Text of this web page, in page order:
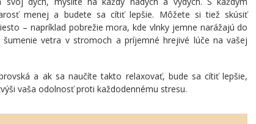
menej a budete sa cítiť lepšie. Môžete si tiež skúsiť
– napríklad pobrežie mora, kde vlnky jemne narážajú do
šumenie vetra v stromoch a príjemné hrejivé lúče na vašej
a ak sa naučíte takto relaxovať, bude sa cítiť lepšie,
vaša odolnosť proti každodennému stresu.